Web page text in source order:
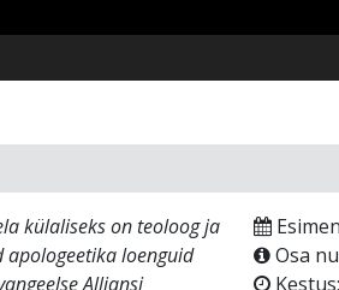
külaliseks on teoloog ja
apologeetika loenguid
Alliansi
Osa